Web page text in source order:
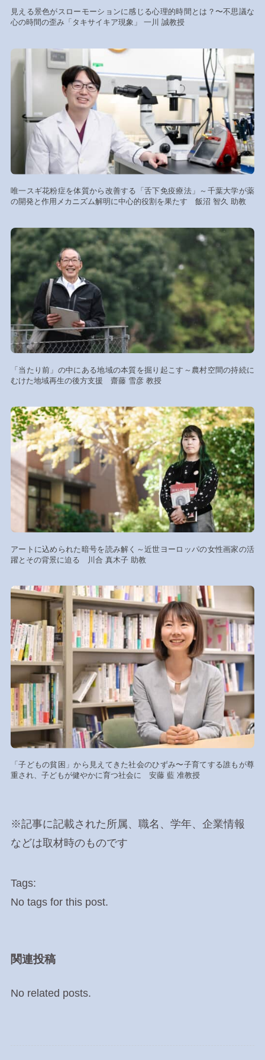
見える景色がスローモーションに感じる心理的時間とは？〜不思議な
心の時間の歪み「タキサイキア現象」 一川 誠教授
唯一スギ花粉症を体質から改善する「舌下免疫療法」～千葉大学が薬
の開発と作用メカニズム解明に中心的役割を果たす 飯沼 智久 助教
「当たり前」の中にある地域の本質を掘り起こす～農村空間の持続に
むけた地域再生の後方支援 齋藤 雪彦 教授
アートに込められた暗号を読み解く～近世ヨーロッパの女性画家の活
躍とその背景に迫る 川合 真木子 助教
「子どもの貧困」から見えてきた社会のひずみ〜子育てする誰もが尊
重され、子どもが健やかに育つ社会に 安藤 藍 准教授
※記事に記載された所属、職名、学年、企業情報
などは取材時のものです
Tags:
No tags for this post.
関連投稿
No related posts.